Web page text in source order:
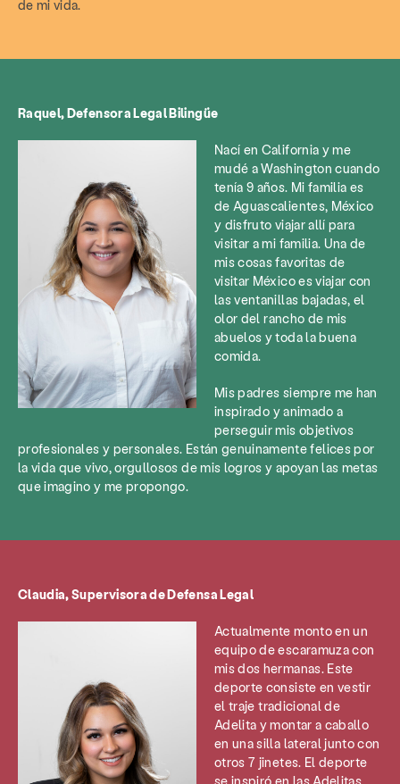
de mi vida.
Raquel, Defensora Legal Bilingüe
Nací en California y me
mudé a Washington cuando
tenía 9 años. Mi familia es
de Aguascalientes, México
y disfruto viajar allí para
visitar a mi familia. Una de
mis cosas favoritas de
visitar México es viajar con
las ventanillas bajadas, el
olor del rancho de mis
abuelos y toda la buena
comida.
Mis padres siempre me han
inspirado y animado a
perseguir mis objetivos
profesionales y personales. Están genuinamente felices por
la vida que vivo, orgullosos de mis logros y apoyan las metas
que imagino y me propongo.
Claudia, Supervisora de Defensa Legal
Actualmente monto en un
equipo de escaramuza con
mis dos hermanas. Este
deporte consiste en vestir
el traje tradicional de
Adelita y montar a caballo
en una silla lateral junto con
otros 7 jinetes. El deporte
se inspiró en las Adelitas,